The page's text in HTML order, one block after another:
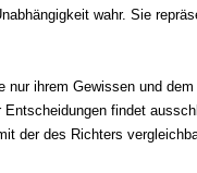
wahr. Sie
nur ihrem Gewissen und
Entscheidungen findet
der des Richters